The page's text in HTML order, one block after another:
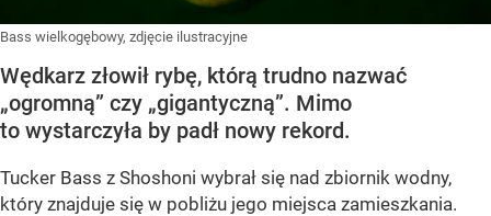
Bass wielkogębowy, zdjęcie ilustracyjne
Wędkarz złowił rybę, którą trudno nazwać
„ogromną” czy „gigantyczną”. Mimo
to wystarczyła by padł nowy rekord.
Tucker Bass z Shoshoni wybrał się nad zbiornik wodny,
który znajduje się w pobliżu jego miejsca zamieszkania.